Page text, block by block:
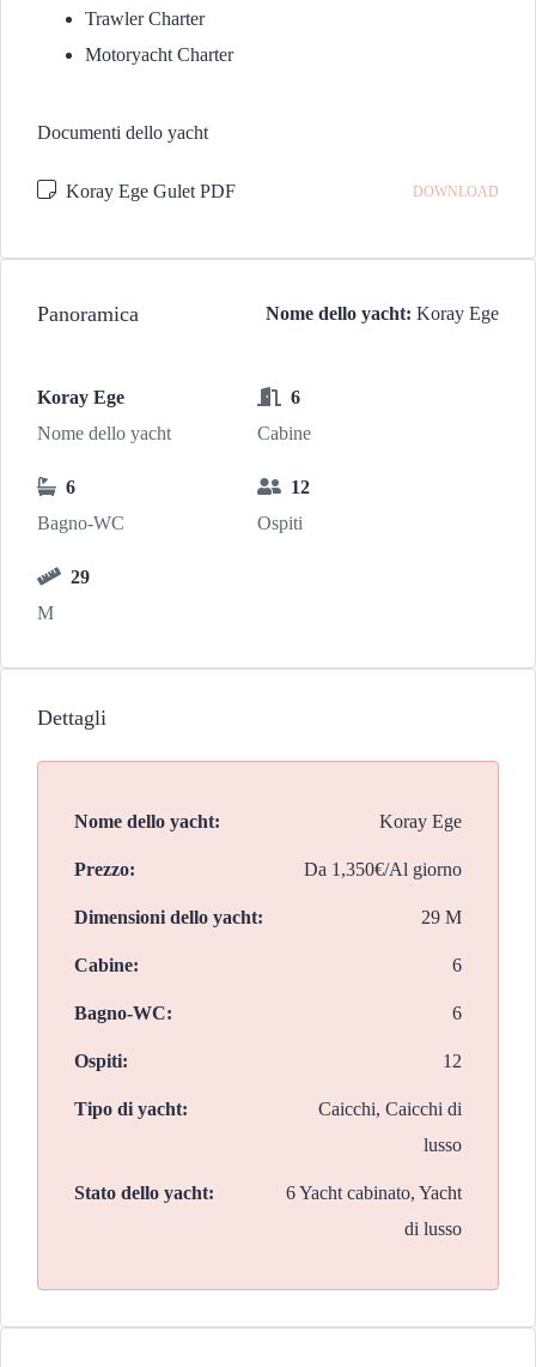
Trawler Charter
Motoryacht Charter
Documenti dello yacht
Koray Ege Gulet PDF DOWNLOAD
Panoramica Nome dello yacht: Koray Ege
Koray Ege
Nome dello yacht
6
Cabine
6
Bagno-WC
12
Ospiti
29
M
Dettagli
Nome dello yacht: Koray Ege
Prezzo: Da 1,350€/Al giorno
Dimensioni dello yacht: 29 M
Cabine: 6
Bagno-WC: 6
Ospiti: 12
Tipo di yacht:
Caicchi, Caicchi di
lusso
Stato dello yacht:
6 Yacht cabinato, Yacht
di lusso